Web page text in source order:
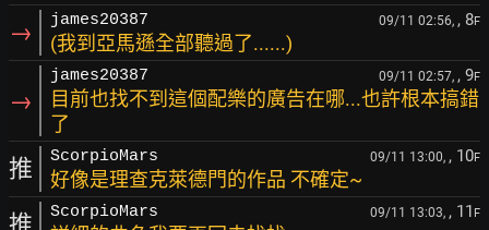
→ james20387 09/11 02:56, , 8F
(我到亞馬遜全部聽過了......)
→
james20387 09/11 02:57, , 9F
目前也找不到這個配樂的廣告在哪...也許根本搞錯
了
推 ScorpioMars 09/11 13:00, , 10F
好像是理查克萊德門的作品 不確定~
推 ScorpioMars 09/11 13:03, , 11 F